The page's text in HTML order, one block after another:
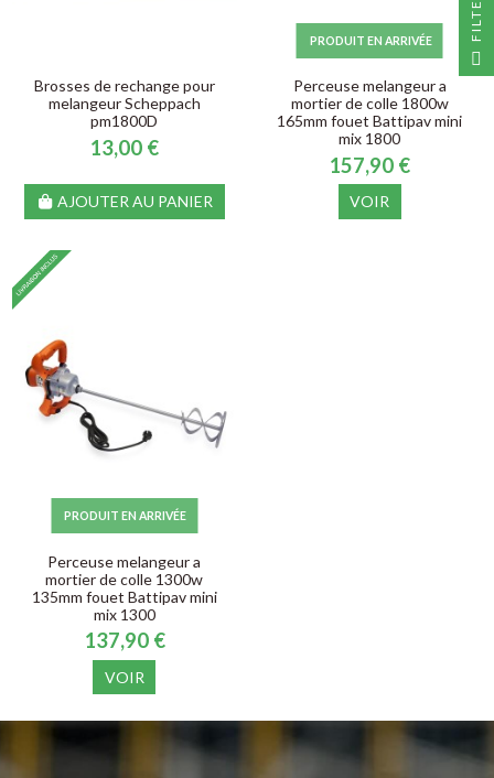
Brosses de rechange pour
melangeur Scheppach
pm1800D
13,00 €
AJOUTER AU PANIER
PRODUIT EN ARRIVÉE
Perceuse melangeur a
mortier de colle 1800w
165mm fouet Battipav mini
mix 1800
157,90 €
VOIR
PRODUIT EN ARRIVÉE
Perceuse melangeur a
mortier de colle 1300w
135mm fouet Battipav mini
mix 1300
137,90 €
VOIR
R